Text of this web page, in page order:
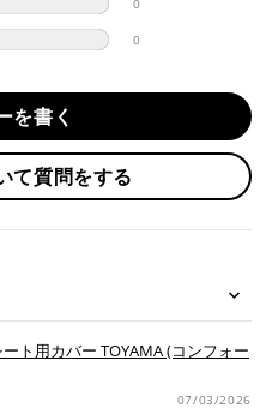
ポ白山 102
てから約1週間程度で発送さ
より前後する場合もござい
、下記事項について同意い
なく該当車種専用の純正シ
ドを使ってスムーズなお支払
ください。
は楽天カード・楽天ポイン
払いに限ります。
るクレジットカードは
です。
遅れが生じる場合もござい
税込）以上の場合
の指定はできかねます。
0
0
を書く
て質問をする
ト用カバー TOYAMA (コンフォー
07/03/2026